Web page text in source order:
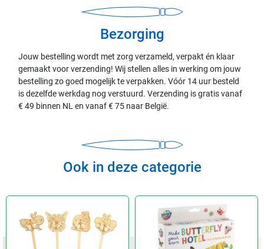
Bezorging
Jouw bestelling wordt met zorg verzameld, verpakt én klaar
gemaakt voor verzending! Wij stellen alles in werking om jouw
bestelling zo goed mogelijk te verpakken. Vóór 14 uur besteld
is dezelfde werkdag nog verstuurd. Verzending is gratis vanaf
€ 49 binnen NL en vanaf € 75 naar België.
Ook in deze categorie